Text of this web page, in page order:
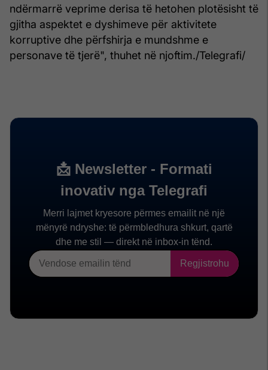
ndërmarrë veprime derisa të hetohen plotësisht të
gjitha aspektet e dyshimeve për aktivitete
korruptive dhe përfshirja e mundshme e
personave të tjerë", thuhet në njoftim./Telegrafi/